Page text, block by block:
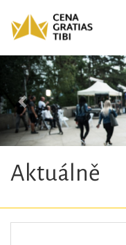
Předchozí
Aktuálně